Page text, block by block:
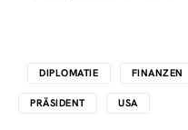
DIPLOMATIE FINANZEN
PRÄSIDENT USA